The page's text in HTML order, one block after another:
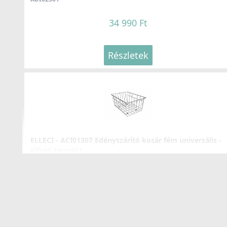
ELLECI - Csaptelep Tourmaline pure K86
109 990 Ft
Részletek
34 990 Ft
Részletek
ELLECI - ACI01307 Edényszárító kosár fém univerzális -